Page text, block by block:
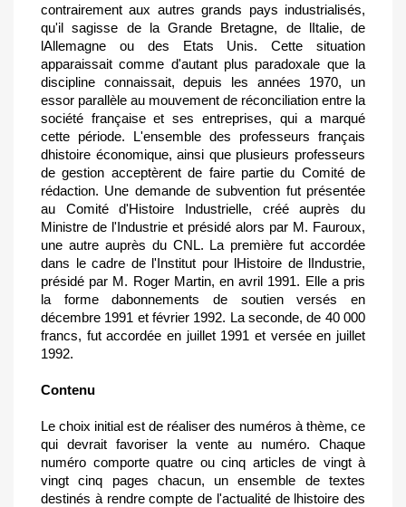
contrairement aux autres grands pays industrialisés,
qu'il sagisse de la Grande Bretagne, de lItalie, de
lAllemagne ou des Etats Unis. Cette situation
apparaissait comme d'autant plus paradoxale que la
discipline connaissait, depuis les années 1970, un
essor parallèle au mouvement de réconciliation entre la
société française et ses entreprises, qui a marqué
cette période. L'ensemble des professeurs français
dhistoire économique, ainsi que plusieurs professeurs
de gestion acceptèrent de faire partie du Comité de
rédaction. Une demande de subvention fut présentée
au Comité d'Histoire Industrielle, créé auprès du
Ministre de l'Industrie et présidé alors par M. Fauroux,
une autre auprès du CNL. La première fut accordée
dans le cadre de l'Institut pour lHistoire de lIndustrie,
présidé par M. Roger Martin, en avril 1991. Elle a pris
la forme dabonnements de soutien versés en
décembre 1991 et février 1992. La seconde, de 40 000
francs, fut accordée en juillet 1991 et versée en juillet
1992.
Contenu
Le choix initial est de réaliser des numéros à thème, ce
qui devrait favoriser la vente au numéro. Chaque
numéro comporte quatre ou cinq articles de vingt à
vingt cinq pages chacun, un ensemble de textes
destinés à rendre compte de l'actualité de lhistoire des